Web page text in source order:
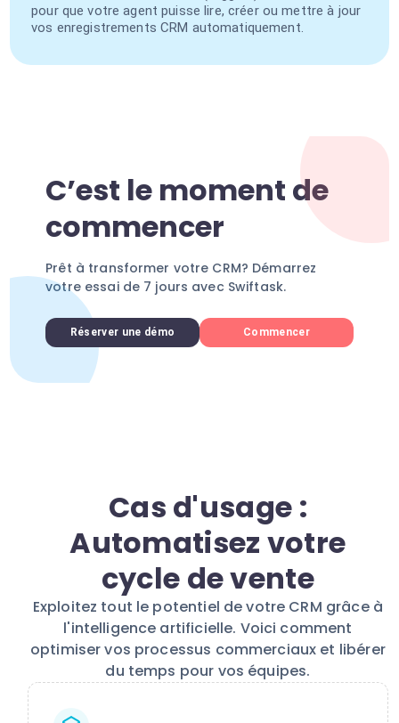
pour que votre agent puisse lire, créer ou mettre à jour
vos enregistrements CRM automatiquement.
C’est le moment de
commencer
Prêt à transformer votre CRM? Démarrez
votre essai de 7 jours avec Swiftask.
Réserver une démo Commencer
Cas d'usage :
Automatisez votre
cycle de vente
Exploitez tout le potentiel de votre CRM grâce à
l'intelligence artificielle. Voici comment
optimiser vos processus commerciaux et libérer
du temps pour vos équipes.